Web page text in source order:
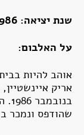
שנת יציאה: 1986
על האלבום:
אריק
שהודפס ונמכר